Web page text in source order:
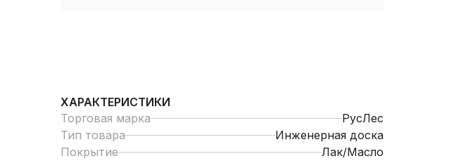
ХАРАКТЕРИСТИКИ
Торговая марка
РусЛес
Тип товара
Инженерная доска
Покрытие
Лак/Масло